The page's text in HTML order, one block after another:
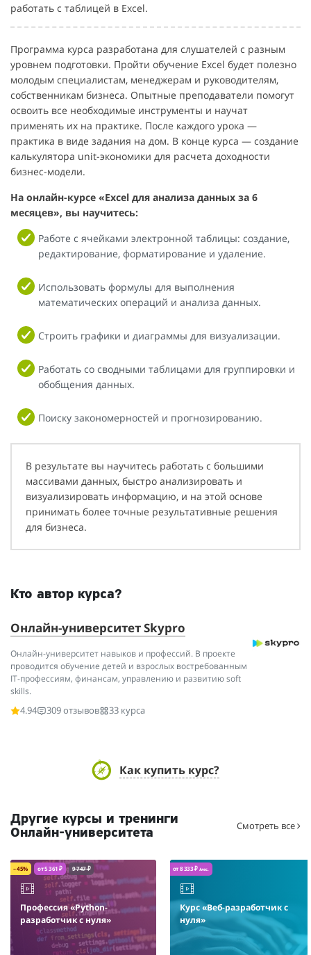
работать с таблицей в Excel.
Программа курса разработана для слушателей с разным
уровнем подготовки. Пройти обучение Excel будет полезно
молодым специалистам, менеджерам и руководителям,
собственникам бизнеса. Опытные преподаватели помогут
освоить все необходимые инструменты и научат
применять их на практике. После каждого урока —
практика в виде задания на дом. В конце курса — создание
калькулятора unit-экономики для расчета доходности
бизнес-модели.
На онлайн-курсе «Excel для анализа данных за 6
месяцев», вы научитесь:
Работе с ячейками электронной таблицы: создание,
редактирование, форматирование и удаление.
Использовать формулы для выполнения
математических операций и анализа данных.
Строить графики и диаграммы для визуализации.
Работать со сводными таблицами для группировки и
обобщения данных.
Поиску закономерностей и прогнозированию.
В результате вы научитесь работать с большими
массивами данных, быстро анализировать и
визуализировать информацию, и на этой основе
принимать более точные результативные решения
для бизнеса.
Кто автор курса?
Онлайн-университет Skypro
Онлайн-университет навыков и профессий. В проекте
проводится обучение детей и взрослых востребованным
IT-профессиям, финансам, управлению и развитию soft
skills.
4.94
309 отзывов 33 курса
Как купить курс?
Другие курсы и тренинги
Онлайн-университета
Смотреть все
– 45% от 5 361 ₽ 9 747 ₽
Профессия «Python-
разработчик с нуля»
от 8 333 ₽ /мес.
Курс «Веб-разработчик с
нуля»